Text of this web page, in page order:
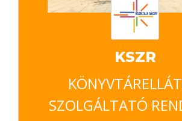
KSZR
SZOLGÁLTATÓ